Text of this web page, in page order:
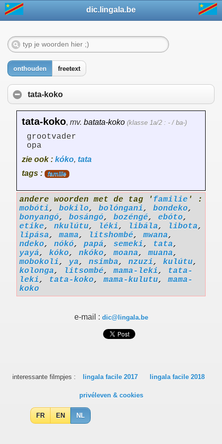
dic.lingala.be
onthouden freetext
tata-koko
tata-koko, mv. batata-koko (klasse 1a/2 : - / ba-)
grootvader
opa
zie ook : kóko, tata
tags :
familie
andere woorden met de tag ' familie ' :
mobóti, bokilo, bolóngani, bondeko,
bonyangó, bosángó, bozéngé, ebóto,
etike, nkulútu, léki, libála, libota,
lipása,mama, litshombé,mwana,
ndeko, nókó, papá, semeki, tata,
yayá, kóko, nkóko,moana,muana,
mobokoli, ya, nsimba, nzuzi, kulútu,
kolonga, litsombé,mama-leki,
tata-
leki, tata-koko,mama-kulutu,mama-
koko
e-mail : dic@lingala.be
interessante filmpjes : lingala facile 2017 lingala facile 2018
privéleven & cookies
FR EN NL